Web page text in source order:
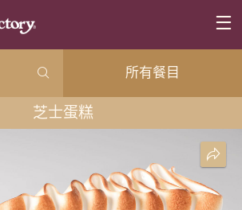
所有餐目
芝士蛋糕